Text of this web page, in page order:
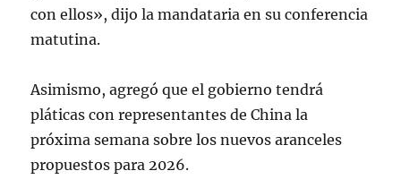
con ellos», dijo la mandataria en su conferencia
matutina.
Asimismo, agregó que el gobierno tendrá
pláticas con representantes de China la
próxima semana sobre los nuevos aranceles
propuestos para 2026.